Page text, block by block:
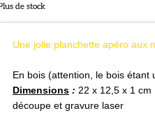
de stock
Une jolie planchette apéro aux
En bois (attention, le bois
Dimensions : 22 x 12,5 x 1 cm
découpe et gravure laser